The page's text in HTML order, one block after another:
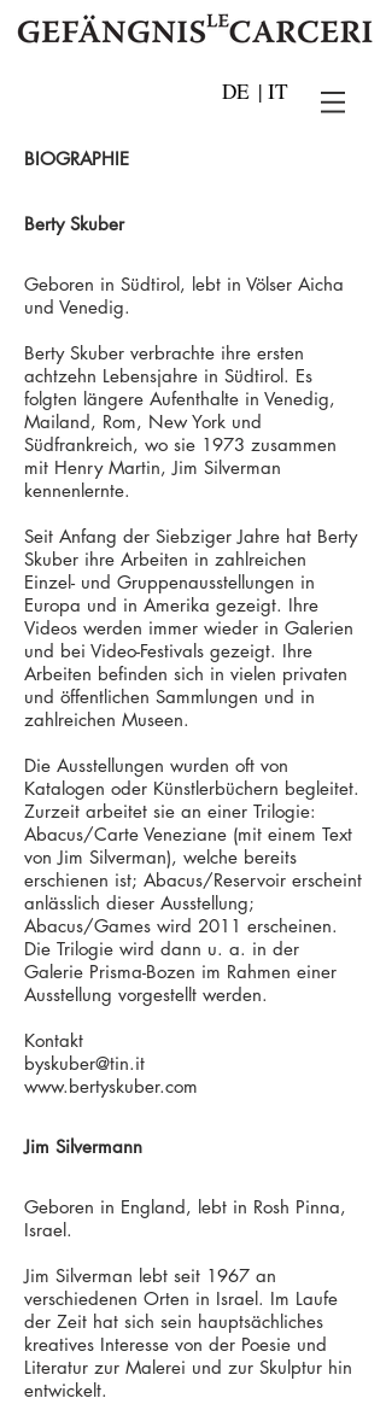
DE | IT
BIOGRAPHIE
Berty Skuber
Geboren in Südtirol, lebt in Völser Aicha
und Venedig.
Berty Skuber verbrachte ihre ersten
achtzehn Lebensjahre in Südtirol. Es
folgten längere Aufenthalte in Venedig,
Mailand, Rom, New York und
Südfrankreich, wo sie 1973 zusammen
mit Henry Martin, Jim Silverman
kennenlernte.
Seit Anfang der Siebziger Jahre hat Berty
Skuber ihre Arbeiten in zahlreichen
Einzel- und Gruppenausstellungen in
Europa und in Amerika gezeigt. Ihre
Videos werden immer wieder in Galerien
und bei Video-Festivals gezeigt. Ihre
Arbeiten befinden sich in vielen privaten
und öffentlichen Sammlungen und in
zahlreichen Museen.
Die Ausstellungen wurden oft von
Katalogen oder Künstlerbüchern begleitet.
Zurzeit arbeitet sie an einer Trilogie:
Abacus/Carte Venezi­ane (mit einem Text
von Jim Silverman), welche bereits
erschienen ist; Abacus/Reservoir erscheint
anlässlich dieser Ausstellung;
Abacus/Games wird 2011 erscheinen.
Die Trilogie wird dann u. a. in der
Galerie Pris­ma-Bozen im Rahmen einer
Ausstellung vorgestellt werden.
Kontakt
byskuber@tin.it
www.bertyskuber.com
Jim Silvermann
Geboren in England, lebt in Rosh Pinna,
Israel.
Jim Silverman lebt seit 1967 an
verschiedenen Orten in Israel. Im Laufe
der Zeit hat sich sein hauptsächliches
kreatives Interesse von der Poesie und
Literatur zur Malerei und zur Skulptur hin
entwickelt.